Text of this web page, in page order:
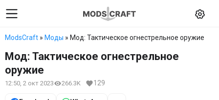
ModsCraft » Моды » Мод: Тактическое огнестрельное оружие
Мод: Тактическое огнестрельное
оружие
12:50, 2 окт 2023 266.3K 129